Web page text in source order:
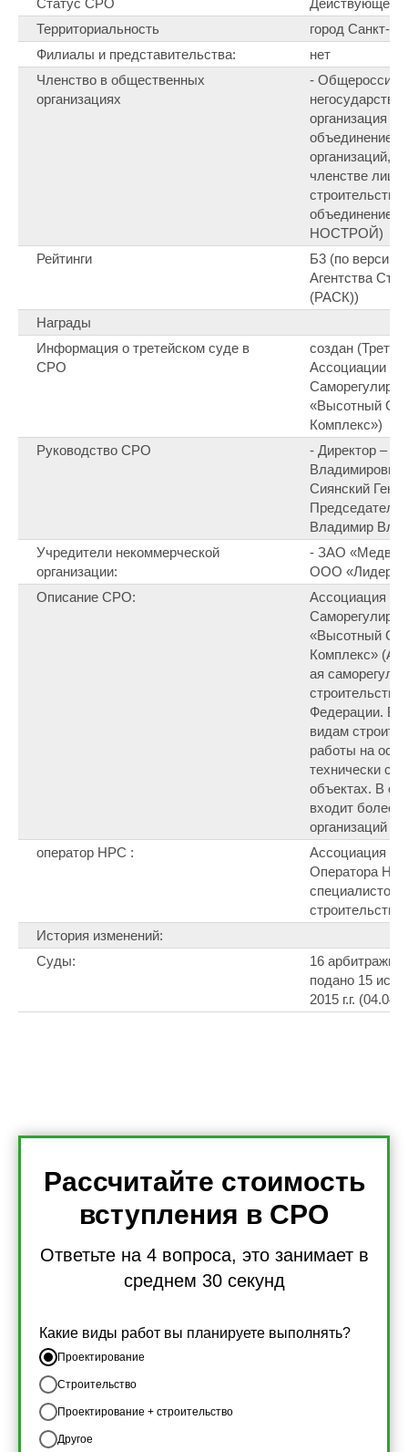
Статус СРО
Действующее
Территориальность
город Санкт-
Филиалы и представительства:
нет
Членство в общественных
организациях
-
организация
объединение
организаций,
членстве лиц,
объединение
НОСТРОЙ)
Рейтинги
Б3 (по версии
Агентства
(РАСК))
Награды
Информация о третейском суде в
СРО
создан
Ассоциации
«Высотный
Комплекс»)
Руководство СРО
- Директор –
Владимирович
Сиянский
Председатель
Владимир
Учредители некоммерческой
организации:
- ЗАО
ООО «Лидер»,
Описание СРО:
Ассоциация
«Высотный
Комплекс»
ая
строительстве
Федерации.
видам
работы на
технически
объектах. В
входит более
организаций
оператор НРС :
Ассоциация
Оператора
специалистов
строительства.
История изменений:
Суды:
16
подано 15
2015 г.г.
Рассчитайте стоимость
вступления в СРО
Ответьте на 4 вопроса, это занимает в
среднем 30 секунд
Какие виды работ вы планируете выполнять?
Проектирование
Строительство
Проектирование + строительство
Другое